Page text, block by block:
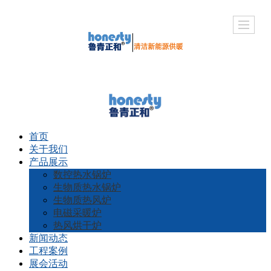
首页
关于我们
产品展示
数控热水锅炉
生物质热水锅炉
生物质热风炉
电磁采暖炉
热风烘干炉
新闻动态
工程案例
展会活动